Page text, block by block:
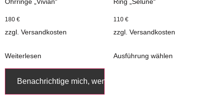
Ohrringe „Vivian“
180 €
zzgl. Versandkosten
Weiterlesen
Benachrichtige mich, wenn verfügbar.
Ring „Seluné“
110 €
zzgl. Versandkosten
Ausführung wählen